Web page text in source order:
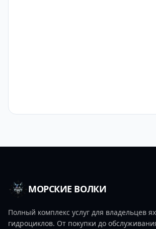
МОРСКИЕ ВОЛКИ
Полный комплекс услуг для владельцев
гидроциклов. От покупки до